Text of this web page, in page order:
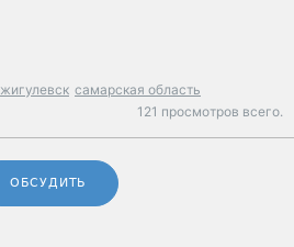
жигулевск самарская область
121 просмотров всего.
ОБСУДИТЬ